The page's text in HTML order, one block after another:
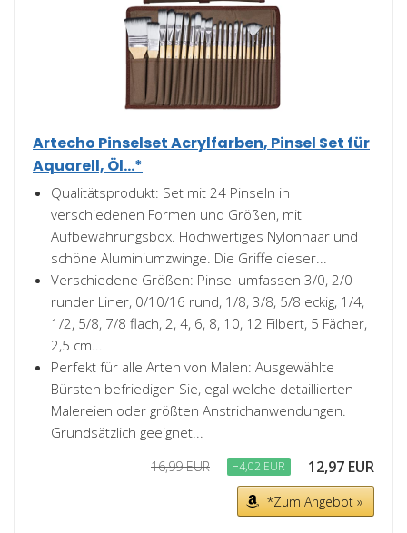
Artecho Pinselset Acrylfarben, Pinsel Set für
Aquarell, Öl...*
Qualitätsprodukt: Set mit 24 Pinseln in
verschiedenen Formen und Größen, mit
Aufbewahrungsbox. Hochwertiges Nylonhaar und
schöne Aluminiumzwinge. Die Griffe dieser...
Verschiedene Größen: Pinsel umfassen 3/0, 2/0
runder Liner, 0/10/16 rund, 1/8, 3/8, 5/8 eckig, 1/4,
1/2, 5/8, 7/8 flach, 2, 4, 6, 8, 10, 12 Filbert, 5 Fächer,
2,5 cm...
Perfekt für alle Arten von Malen: Ausgewählte
Bürsten befriedigen Sie, egal welche detaillierten
Malereien oder größten Anstrichanwendungen.
Grundsätzlich geeignet...
16,99 EUR −4,02 EUR 12,97 EUR
*Zum Angebot »